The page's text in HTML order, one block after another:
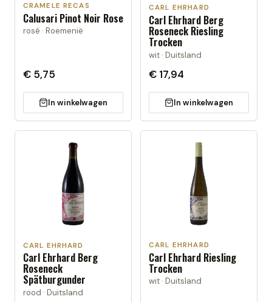
CRAMELE RECAS
Calusari Pinot Noir Rose
rosé · Roemenië
€ 5,75
In winkelwagen
CARL EHRHARD
Carl Ehrhard Berg
Roseneck Riesling
Trocken
wit · Duitsland
€ 17,94
In winkelwagen
CARL EHRHARD
Carl Ehrhard Berg
Roseneck
Spätburgunder
rood · Duitsland
CARL EHRHARD
Carl Ehrhard Riesling
Trocken
wit · Duitsland